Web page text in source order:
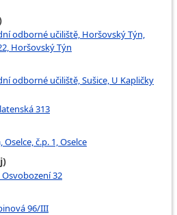
odborné učiliště, Horšovský Týn,
Horšovský Týn
odborné učiliště, Sušice, U Kapličky
313
č.p. 1, Oselce
32
96/III